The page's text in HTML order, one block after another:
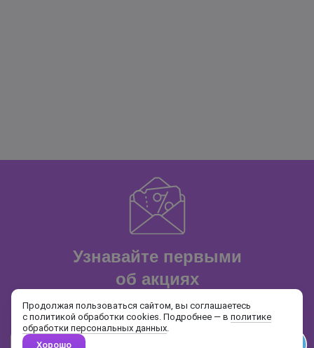
Узнавайте первыми
об акциях
и распродажах
Продолжая пользоваться сайтом, вы соглашаетесь
с политикой обработки cookies. Подробнее — в политике
обработки персональных данных.
Хорошо